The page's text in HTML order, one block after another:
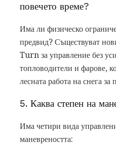
повечето време?
Има ли физическо
предвид? Съществуват
Turn за управление без
топловодители и фарове,
лесната работа на снега за
5. Каква степен на
Има четири вида
маневреността: